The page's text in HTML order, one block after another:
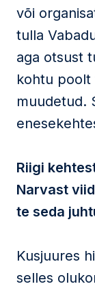
või
tulla
aga otsust
kohtu poolt
muudetud.
Riigi
Narvast
te seda
Kusjuures
selles